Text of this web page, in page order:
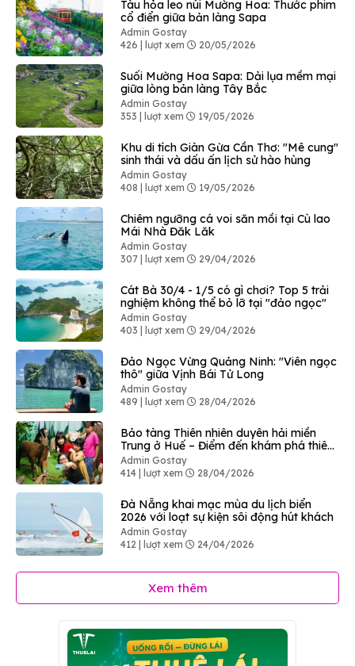
Tàu hỏa leo núi Mường Hoa: Thước phim
cổ điển giữa bản làng Sapa
Admin Gostay
426 | lượt xem
20/05/2026
Suối Mường Hoa Sapa: Dải lụa mềm mại
giữa lòng bản làng Tây Bắc
Admin Gostay
353 | lượt xem
19/05/2026
Khu di tích Giàn Gừa Cần Thơ: "Mê cung"
sinh thái và dấu ấn lịch sử hào hùng
Admin Gostay
408 | lượt xem
19/05/2026
Chiêm ngưỡng cá voi săn mồi tại Cù lao
Mái Nhà Đăk Lăk
Admin Gostay
307 | lượt xem
29/04/2026
Cát Bà 30/4 - 1/5 có gì chơi? Top 5 trải
nghiệm không thể bỏ lỡ tại "đảo ngọc"
Admin Gostay
403 | lượt xem
29/04/2026
Đảo Ngọc Vừng Quảng Ninh: "Viên ngọc
thô" giữa Vịnh Bái Tử Long
Admin Gostay
489 | lượt xem
28/04/2026
Bảo tàng Thiên nhiên duyên hải miền
Trung ở Huế – Điểm đến khám phá thiên
nhiên độc đáo
Admin Gostay
414 | lượt xem
28/04/2026
Đà Nẵng khai mạc mùa du lịch biển
2026 với loạt sự kiện sôi động hút khách
Admin Gostay
412 | lượt xem
24/04/2026
Xem thêm